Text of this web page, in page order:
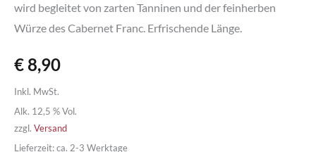
wird begleitet von zarten Tanninen und der feinherben
Würze des Cabernet Franc. Erfrischende Länge.
€ 8,90
Inkl. MwSt.
Alk. 12,5 % Vol.
zzgl. Versand
Lieferzeit: ca. 2-3 Werktage